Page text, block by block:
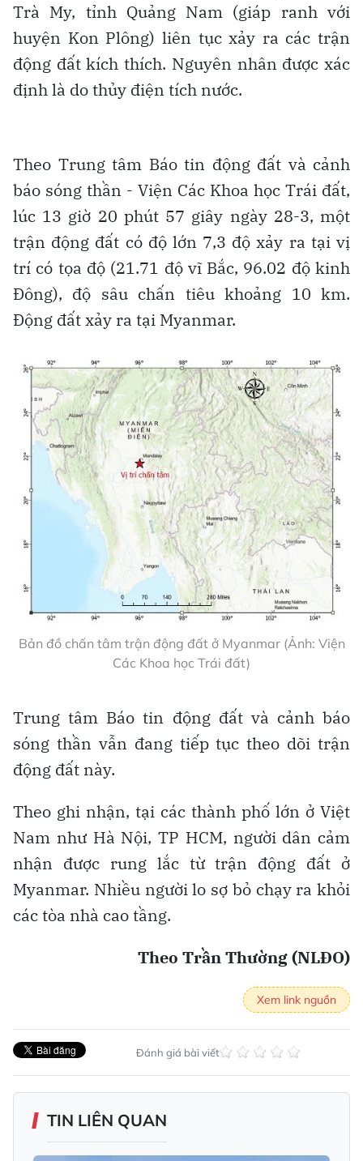
Trà My, tỉnh Quảng Nam (giáp ranh với
huyện Kon Plông) liên tục xảy ra các trận
động đất kích thích. Nguyên nhân được xác
định là do thủy điện tích nước.
Theo Trung tâm Báo tin động đất và cảnh
báo sóng thần - Viện Các Khoa học Trái đất,
lúc 13 giờ 20 phút 57 giây ngày 28-3, một
trận động đất có độ lớn 7,3 độ xảy ra tại vị
trí có tọa độ (21.71 độ vĩ Bắc, 96.02 độ kinh
Đông), độ sâu chấn tiêu khoảng 10 km.
Động đất xảy ra tại Myanmar.
Bản đồ chấn tâm trận động đất ở Myanmar (Ảnh: Viện
Các Khoa học Trái đất)
Trung tâm Báo tin động đất và cảnh báo
sóng thần vẫn đang tiếp tục theo dõi trận
động đất này.
Theo ghi nhận, tại các thành phố lớn ở Việt
Nam như Hà Nội, TP HCM, người dân cảm
nhận được rung lắc từ trận động đất ở
Myanmar. Nhiều người lo sợ bỏ chạy ra khỏi
các tòa nhà cao tầng.
Theo Trần Thường (NLĐO)
Xem link nguồn
Đánh giá bài viết
TIN LIÊN QUAN